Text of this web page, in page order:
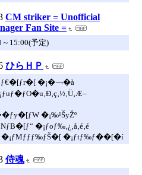
CM striker = Unofficial
Fan Site =
15:00(予定)
ひらＨＰ
�¡�￢�à
�¡‰¹ŠyŽº
�¡ƒoƒ‰‚¿‚å‚é‚é
�¡ƒMƒƒƒ‰ƒŠ�[ �¡ƒtƒ‰ƒ��[�í
侍魂